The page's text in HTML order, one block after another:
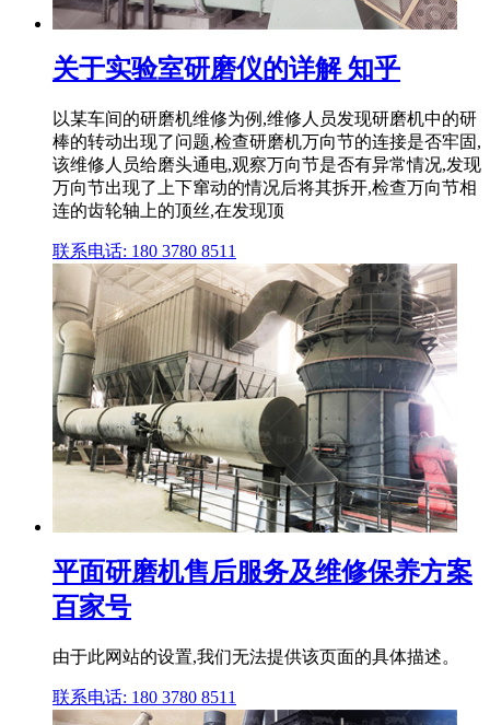
关于实验室研磨仪的详解 知乎
以某车间的研磨机维修为例,维修人员发现研磨机中的研
棒的转动出现了问题,检查研磨机万向节的连接是否牢固,
该维修人员给磨头通电,观察万向节是否有异常情况,发现
万向节出现了上下窜动的情况后将其拆开,检查万向节相
连的齿轮轴上的顶丝,在发现顶
联系电话: 180 3780 8511
平面研磨机售后服务及维修保养方案
百家号
由于此网站的设置,我们无法提供该页面的具体描述。
联系电话: 180 3780 8511